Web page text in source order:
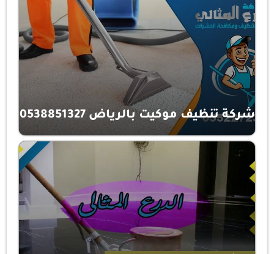
شركة تنظيف موكيت بالرياض 0538851327